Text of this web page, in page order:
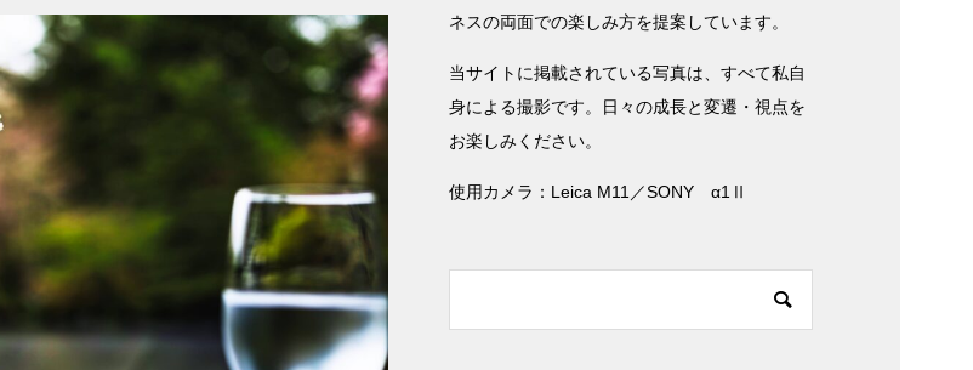
ネスの両面での楽しみ方を提案しています。
当サイトに掲載されている写真は、すべて私自
身による撮影です。日々の成長と変遷・視点を
お楽しみください。
使用カメラ：Leica M11／SONY α1Ⅱ